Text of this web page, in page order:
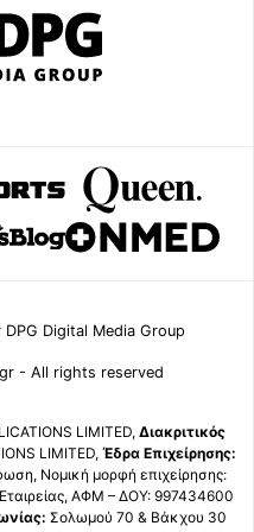
Digital Media Group
- All rights reserved
LIMITED, Διακριτικός
LIMITED, Έδρα Επιχείρησης:
Νομική μορφή επιχείρησης:
ΑΦΜ – ΔΟΥ: 997434600
Σολωμού 70 & Βάκχου 30